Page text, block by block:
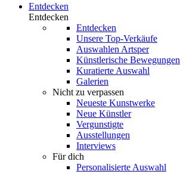
Entdecken
Entdecken
Entdecken
Unsere Top-Verkäufe
Auswahlen Artsper
Künstlerische Bewegungen
Kuratierte Auswahl
Galerien
Nicht zu verpassen
Neueste Kunstwerke
Neue Künstler
Vergunstigte
Ausstellungen
Interviews
Für dich
Personalisierte Auswahl